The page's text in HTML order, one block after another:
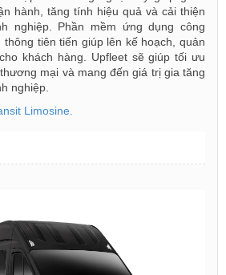
hành, tăng tính hiệu quả và cải thiện
nghiệp. Phần mềm ứng dụng công
thông tiên tiến giúp lên kế hoạch, quản
khách hàng. Upfleet sẽ giúp tối ưu
mại và mang đến giá trị gia tăng
nghiệp.
Limosine.